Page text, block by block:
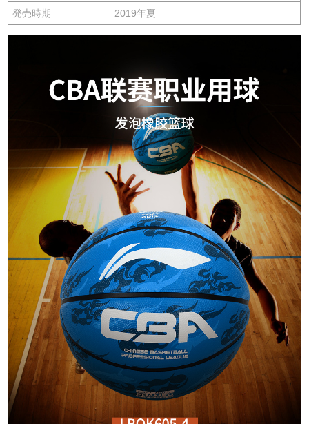
発売時期 2019年夏